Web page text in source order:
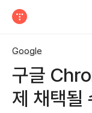
Google
구글
제 채택될